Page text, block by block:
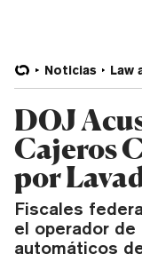
Noticias Law
DOJ
Cajeros
por
Fiscales
el operador
automáticos